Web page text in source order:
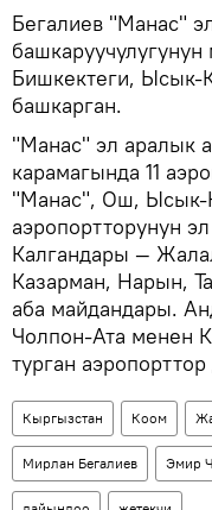
Бегалиев "Манас"
Бишкектеги, Ысык-
башкарган.
"Манас" эл аралык
карамагында 11
"Манас", Ош, Ысык-
аэропортторунун
Калгандары —
Казарман, Нарын,
аба майдандары.
Чолпон-Ата менен
турган аэропорттор
Кыргызстан Коом
Мирлан Бегалиев Эмир